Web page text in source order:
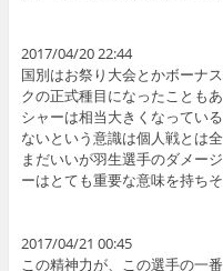
2017/04/20 22:44
国別はお祭り大会とかボーナ
クの正式種目になったことも
シャーは相当大きくなってい
ないという意識は個人戦とは
まだいいが羽生選手のダメー
ーはとても重要な意味を持ちそ
2017/04/21 00:45
この精神力が、この選手の一